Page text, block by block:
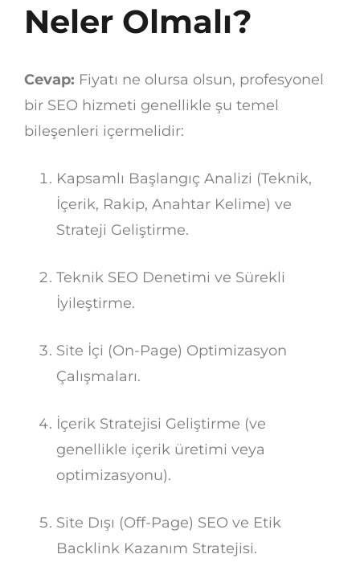
Neler Olmalı?
Cevap: Fiyatı ne olursa olsun, profesyonel
bir SEO hizmeti genellikle şu temel
bileşenleri içermelidir:
Kapsamlı Başlangıç Analizi (Teknik,
İçerik, Rakip, Anahtar Kelime) ve
Strateji Geliştirme.
Teknik SEO Denetimi ve Sürekli
İyileştirme.
Site İçi (On-Page) Optimizasyon
Çalışmaları.
İçerik Stratejisi Geliştirme (ve
genellikle içerik üretimi veya
optimizasyonu).
Site Dışı (Off-Page) SEO ve Etik
Backlink Kazanım Stratejisi.